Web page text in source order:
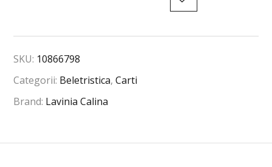
SKU: 10866798
Categorii: Beletristica,Carti
Brand: Lavinia Calina